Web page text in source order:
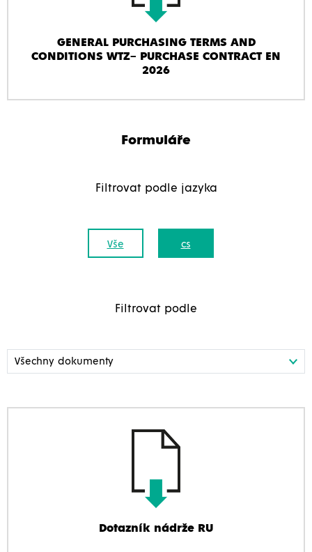
GENERAL PURCHASING TERMS AND
CONDITIONS WTZ– PURCHASE CONTRACT EN
2026
Formuláře
Filtrovat podle jazyka
Vše cs
Filtrovat podle
Dotazník nádrže RU